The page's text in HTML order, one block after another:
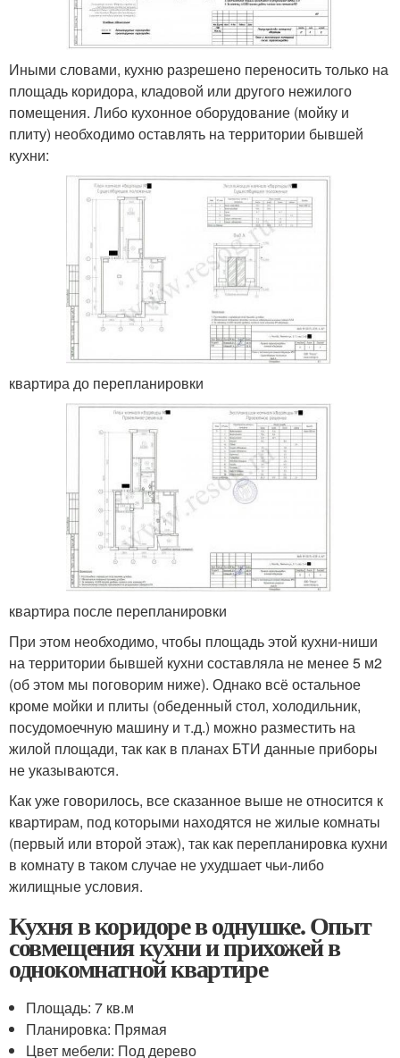
Иными словами, кухню разрешено переносить только на
площадь коридора, кладовой или другого нежилого
помещения. Либо кухонное оборудование (мойку и
плиту) необходимо оставлять на территории бывшей
кухни:
квартира до перепланировки
квартира после перепланировки
При этом необходимо, чтобы площадь этой кухни-ниши
на территории бывшей кухни составляла не менее 5 м2
(об этом мы поговорим ниже). Однако всё остальное
кроме мойки и плиты (обеденный стол, холодильник,
посудомоечную машину и т.д.) можно разместить на
жилой площади, так как в планах БТИ данные приборы
не указываются.
Как уже говорилось, все сказанное выше не относится к
квартирам, под которыми находятся не жилые комнаты
(первый или второй этаж), так как перепланировка кухни
в комнату в таком случае не ухудшает чьи-либо
жилищные условия.
Кухня в коридоре в однушке. Опыт
совмещения кухни и прихожей в
однокомнатной квартире
Площадь: 7 кв.м
Планировка: Прямая
Цвет мебели: Под дерево